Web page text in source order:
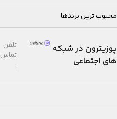
محبوب ترین برندها
پوزیترون در شبکه
های اجتماعی
تلفن
تماس
: